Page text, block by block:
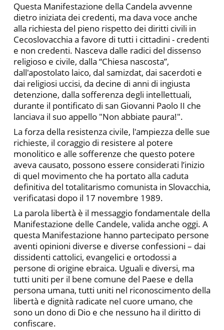
Questa Manifestazione della Candela avvenne
dietro iniziata dei credenti, ma dava voce anche
alla richiesta del pieno rispetto dei diritti civili in
Cecoslovacchia a favore di tutti i cittadini - credenti
e non credenti. Nasceva dalle radici del dissenso
religioso e civile, dalla “Chiesa nascosta”,
dall'apostolato laico, dal samizdat, dai sacerdoti e
dai religiosi uccisi, da decine di anni di ingiusta
detenzione, dalla sofferenza degli intellettuali,
durante il pontificato di san Giovanni Paolo II che
lanciava il suo appello "Non abbiate paura!".
La forza della resistenza civile, l'ampiezza delle sue
richieste, il coraggio di resistere al potere
monolitico e alle sofferenze che questo potere
aveva causato, possono essere considerati l’inizio
di quel movimento che ha portato alla caduta
definitiva del totalitarismo comunista in Slovacchia,
verificatasi dopo il 17 novembre 1989.
La parola libertà è il messaggio fondamentale della
Manifestazione delle Candele, valida anche oggi. A
questa Manifestazione hanno partecipato persone
aventi opinioni diverse e diverse confessioni – dai
dissidenti cattolici, evangelici e ortodossi a
persone di origine ebraica. Uguali e diversi, ma
tutti uniti per il bene comune del Paese e della
persona umana, tutti uniti nel riconoscimento della
libertà e dignità radicate nel cuore umano, che
sono un dono di Dio e che nessuno ha il diritto di
confiscare.